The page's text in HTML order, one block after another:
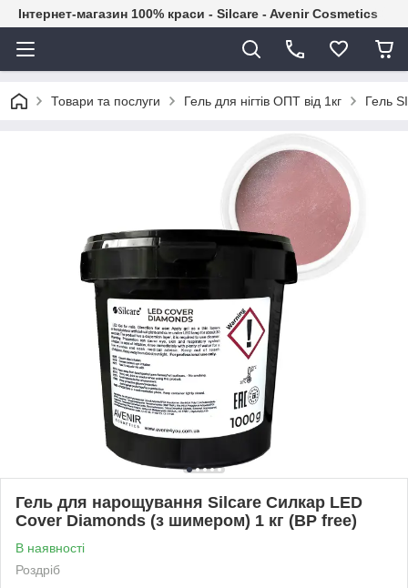
Інтернет-магазин 100% краси - Silcare - Avenir Cosmetics
Товари та послуги Гель для нігтів ОПТ від 1кг Гель
Гель для нарощування Silcare Силкар LED
Cover Diamonds (з шимером) 1 кг (BP free)
В наявності
Роздріб